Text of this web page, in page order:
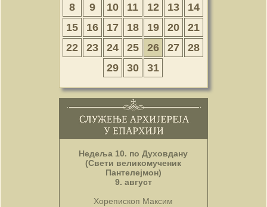
8
9 10 11 12 13
14
15
16 17 18 19 20
21
22
23 24 25 26 27
28
29
30 31
Недеља 10. по Духовдану
(Свети великомученик
Пантелејмон)
9. август
Хорепископ Максим